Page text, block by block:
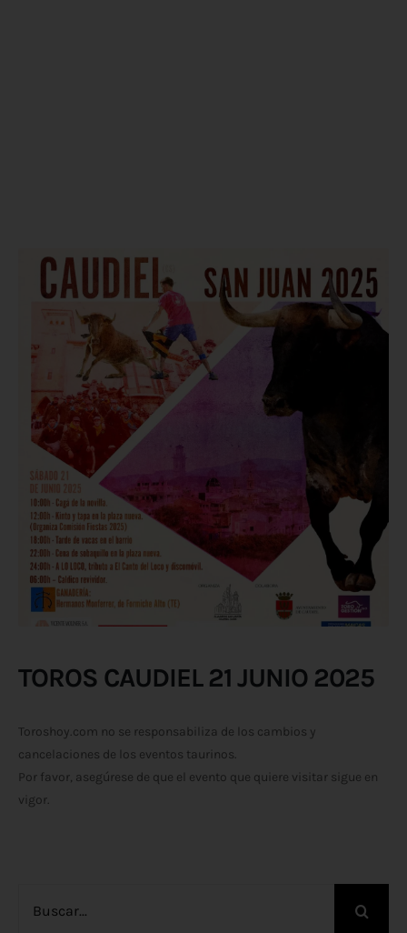
TOROS CAUDIEL 21 JUNIO 2025
Toroshoy.com no se responsabiliza de los cambios y
cancelaciones de los eventos taurinos.
Por favor, asegúrese de que el evento que quiere visitar sigue en
vigor.